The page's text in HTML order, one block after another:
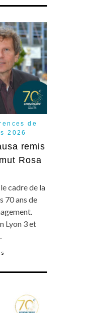
de
2026
remis
Rosa
cadre de la
70 ans de
Lyon 3 et